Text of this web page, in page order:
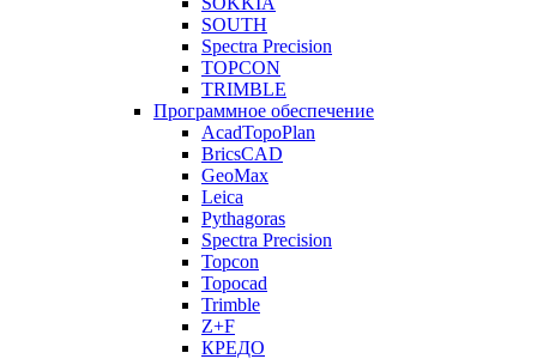
SOUTH
Spectra Precision
TOPCON
TRIMBLE
Программное обеспечение
AcadTopoPlan
BricsCAD
GeoMax
Leica
Pythagoras
Spectra Precision
Topcon
Topocad
Trimble
Z+F
КРЕДО